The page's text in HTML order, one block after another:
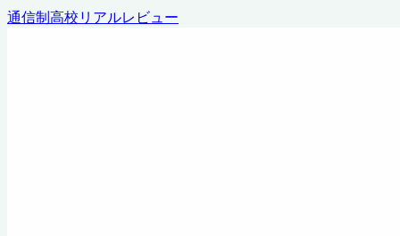
通信制高校リアルレビュー